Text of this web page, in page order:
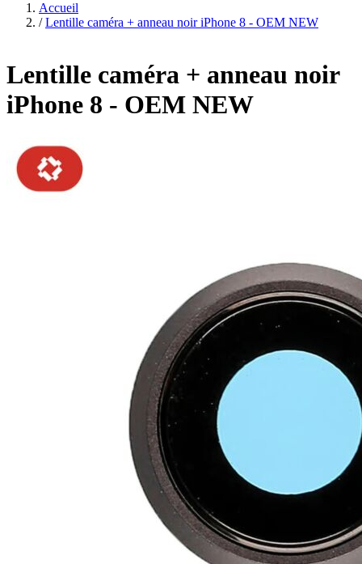
Accueil
/ Lentille caméra + anneau noir iPhone 8 - OEM NEW
Lentille caméra + anneau noir
iPhone 8 - OEM NEW